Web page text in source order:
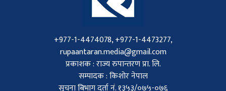
+977-1-4474078, +977-1-4473277,
rupaantaran.media@gmail.com
प्रकाशक : राज्य रुपान्तरण प्रा. लि.
सम्पादक : किशोर नेपाल